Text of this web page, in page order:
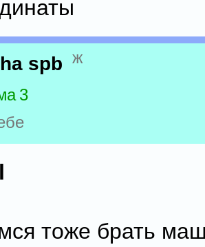
spb ж
3
тоже брать